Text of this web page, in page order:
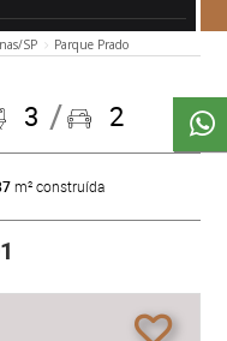
SP Parque Prado
3 2
m² construída